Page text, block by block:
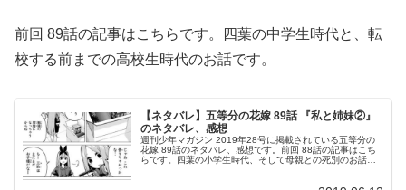
前回 89話の記事はこちらです。四葉の中学生時代と、転
校する前までの高校生時代のお話です。
【ネタバレ】五等分の花嫁 89話 『私と姉妹②』
のネタバレ、感想
週刊少年マガジン 2019年28号に掲載されている五等分の
花嫁 89話のネタバレ、感想です。前回 88話の記事はこち
らです。四葉の小学生時代、そして母親との死別のお話で